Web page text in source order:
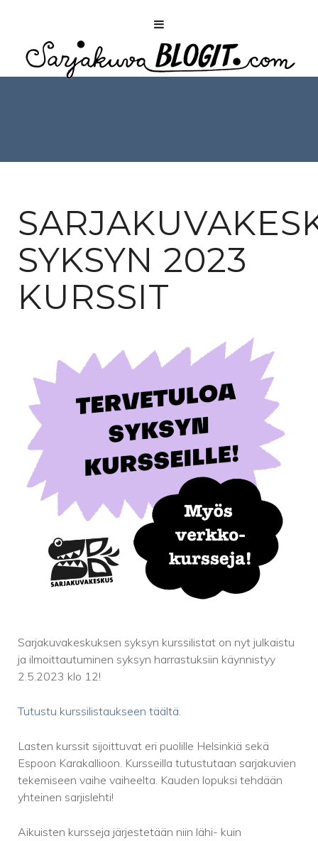
SYKSYN 2023
KURSSIT
Sarjakuvakeskuksen syksyn kurssilistat on nyt julkaistu
ja ilmoittautuminen syksyn harrastuksiin käynnistyy
2.5.2023 klo 12!
Tutustu kurssilistaukseen täältä.
Lasten kurssit sijoittuvat eri puolille Helsinkiä sekä
Espoon Karakallioon. Kursseilla tutustutaan sarjakuvien
tekemiseen vaihe vaiheelta. Kauden lopuksi tehdään
yhteinen sarjislehti!
Aikuisten kursseja järjestetään niin lähi- kuin